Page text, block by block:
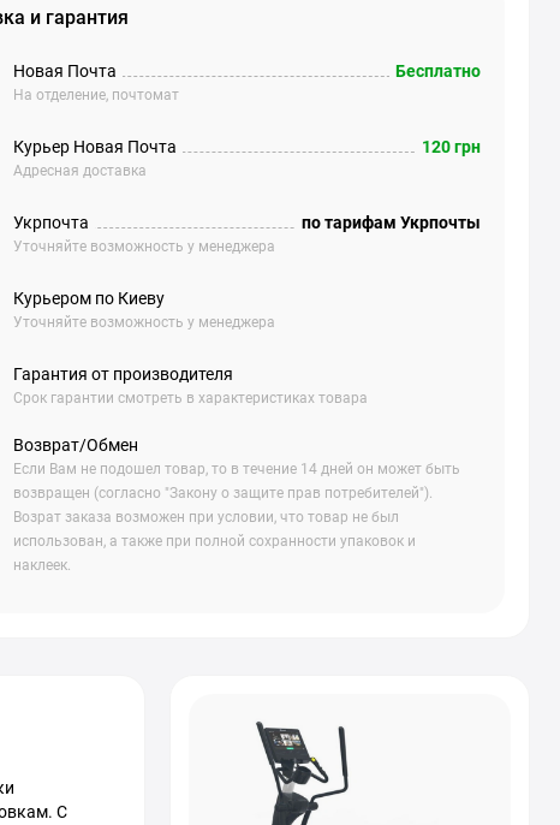
и гарантия
Новая Почта
На отделение, почтомат
Бесплатно
Курьер Новая Почта
Адресная доставка
120 грн
Укрпочта
Уточняйте возможность у менеджера
по тарифам Укрпочты
Курьером по Киеву
Уточняйте возможность у менеджера
Гарантия от производителя
Срок гарантии смотреть в характеристиках товара
Возврат/Обмен
Если Вам не подошел товар, то в течение 14 дней он может быть
возвращен (согласно "Закону о защите прав потребителей").
Возрат заказа возможен при условии, что товар не был
использован, а также при полной сохранности упаковок и
наклеек.
С